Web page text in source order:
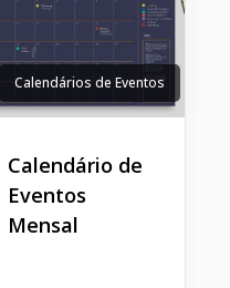
Calendários de Eventos
Calendário de
Eventos
Mensal